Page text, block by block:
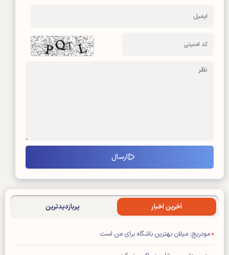
آخرین اخبار پربازدیدترین
مودریچ: میلان بهترین باشگاه برای من است